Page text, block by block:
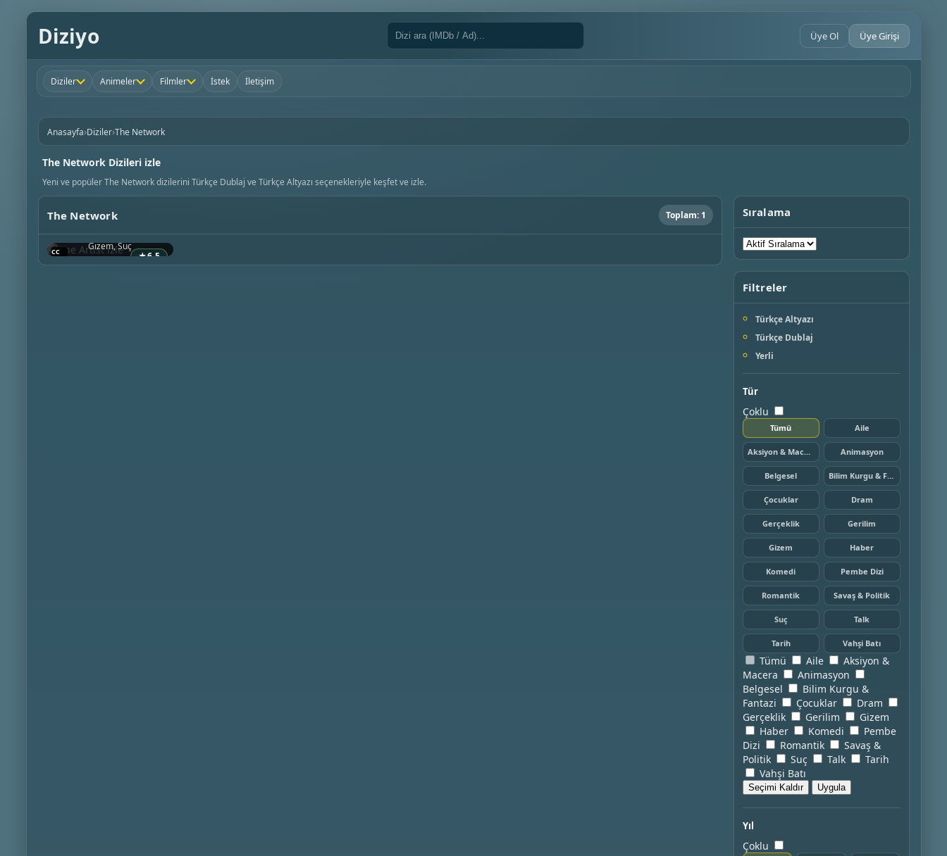
Diziyo Üye Ol Üye Girişi
Diziler Animeler Filmler İstek İletişim
Anasayfa›Diziler›The Network
The Network Dizileri izle
Yeni ve popüler The Network dizilerini Türkçe Dublaj ve Türkçe Altyazı seçenekleriyle keşfet ve izle.
The Network Toplam: 1
★6.5
The Artist
2025 • ABD
Gizem, Suç
Sıralama
Filtreler
Türkçe Altyazı
Türkçe Dublaj
Yerli
Tür
Çoklu
Tümü Aile
Aksiyon & Macera Animasyon
Belgesel Bilim Kurgu & Fantazi
Çocuklar Dram
Gerçeklik Gerilim
Gizem Haber
Komedi Pembe Dizi
Romantik Savaş & Politik
Suç Talk
Tarih Vahşi Batı
Tümü Aile
Aksiyon &
Macera
Animasyon
Belgesel
Bilim Kurgu &
Fantazi
Çocuklar
Dram
Gerçeklik
Gerilim
Gizem
Haber
Komedi
Pembe
Dizi
Romantik
Savaş &
Politik
Suç Talk
Tarih
Vahşi Batı
Seçimi Kaldır Uygula
Yıl
Çoklu